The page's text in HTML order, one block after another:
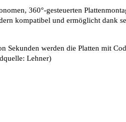
360°-gesteuerten
kompatibel und ermöglicht dank
werden die Platten mit
Lehner)